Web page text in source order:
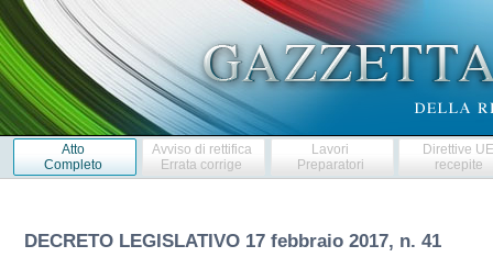
Atto
Completo
Avviso di rettifica
Errata corrige
Lavori
Preparatori
Direttive
recepite
DECRETO LEGISLATIVO 17 febbraio 2017, n. 41